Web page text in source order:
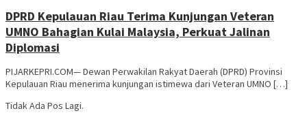
DPRD Kepulauan Riau Terima Kunjungan Veteran
UMNO Bahagian Kulai Malaysia, Perkuat Jalinan
Diplomasi
PIJARKEPRI.COM— Dewan Perwakilan Rakyat Daerah (DPRD) Provinsi
Kepulauan Riau menerima kunjungan istimewa dari Veteran UMNO […]
Tidak Ada Pos Lagi.